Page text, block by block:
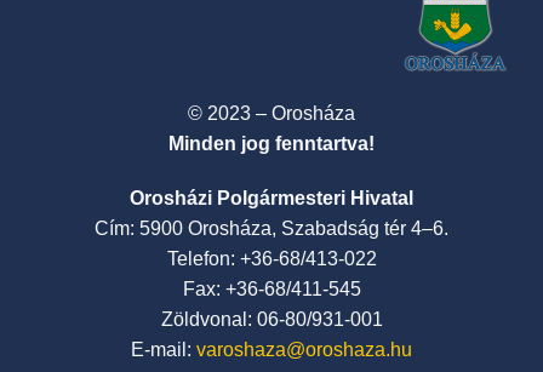
© 2023 – Orosháza
Minden jog fenntartva!
Orosházi Polgármesteri Hivatal
Cím: 5900 Orosháza, Szabadság tér 4–6.
Telefon: +36-68/413-022
Fax: +36-68/411-545
Zöldvonal: 06-80/931-001
E-mail: varoshaza@oroshaza.hu